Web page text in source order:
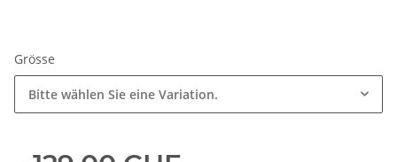
Grösse
Bitte wählen Sie eine Variation.